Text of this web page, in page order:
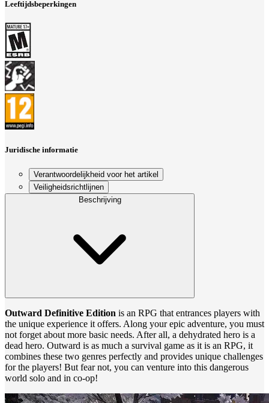
Leeftijdsbeperkingen
Juridische informatie
Verantwoordelijkheid voor het artikel
Veiligheidsrichtlijnen
Beschrijving
Outward Definitive Edition is an RPG that entrances players with
the unique experience it offers. Along your epic adventure, you must
not forget about more basic needs. After all, a dehydrated hero is a
dead hero. Outward is as much a survival game as it is an RPG, it
combines these two genres perfectly and provides unique challenges
for the players! But fear not, you can venture into this dangerous
world solo and in co-op!